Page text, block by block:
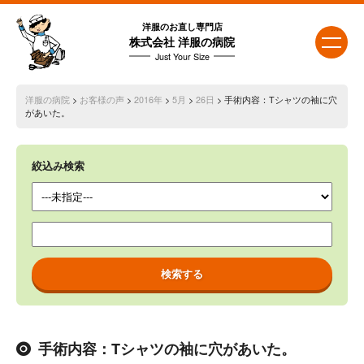
洋服のお直し専門店
株式会社 洋服の病院
Just Your Size
洋服の病院 > お客様の声> 2016年 > 5月 > 26日 > 手術内容：Tシャツの袖に穴
があいた。
絞込み検索
手術内容：Tシャツの袖に穴があいた。